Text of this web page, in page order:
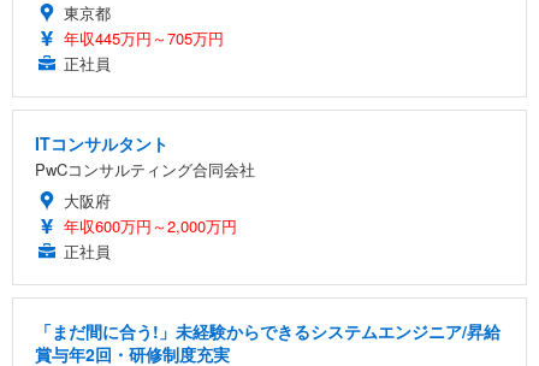
東京都
年収445万円～705万円
正社員
ITコンサルタント
PwCコンサルティング合同会社
大阪府
年収600万円～2,000万円
正社員
「まだ間に合う!」未経験からできるシステムエンジニア/昇給
賞与年2回・研修制度充実